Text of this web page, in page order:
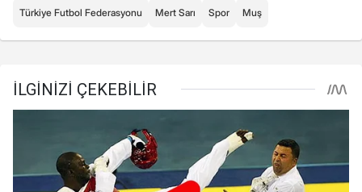
Türkiye Futbol Federasyonu Mert Sarı Spor Muş